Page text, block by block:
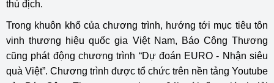
thù địch.
Trong khuôn khổ của chương trình, hướng tới mục tiêu tôn
vinh thương hiệu quốc gia Việt Nam, Báo Công Thương
cũng phát động chương trình “Dự đoán EURO - Nhận siêu
quà Việt”. Chương trình được tổ chức trên nền tảng Youtube